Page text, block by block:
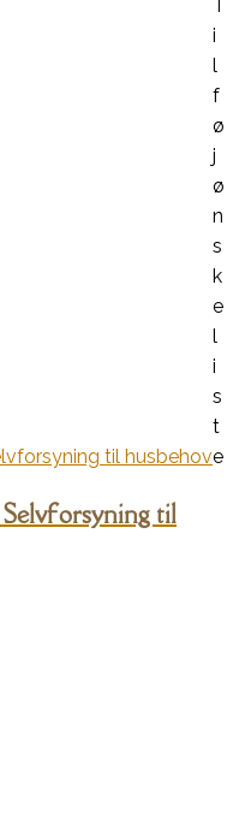
T
i
l
f
ø
j
ø
n
s
k
e
l
i
s
t
e
til